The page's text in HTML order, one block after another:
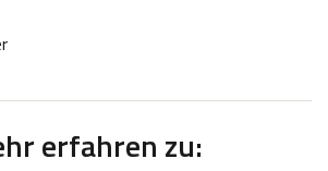
erfahren zu: